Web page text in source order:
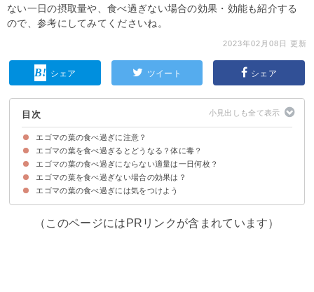
ない一日の摂取量や、食べ過ぎない場合の効果・効能も紹介する
ので、参考にしてみてくださいね。
2023年02月08日 更新
シェア ツイート シェア
目次
エゴマの葉の食べ過ぎに注意？
エゴマの葉を食べ過ぎるとどうなる？体に毒？
エゴマの葉の食べ過ぎは下痢・腹痛になる恐れがある
エゴマの葉の食べ過ぎにならない適量は一日何枚？
エゴマの葉の適量は一日に4枚（4g）程度
エゴマの葉を食べ過ぎない場合の効果は？
①アンチエイジング・美容効果
②抗菌・アレルギー効果
③生活習慣病の予防
④冷え性の改善
⑤骨粗しょう症の予防
エゴマの葉の食べ過ぎには気をつけよう
（このページにはPRリンクが含まれています）